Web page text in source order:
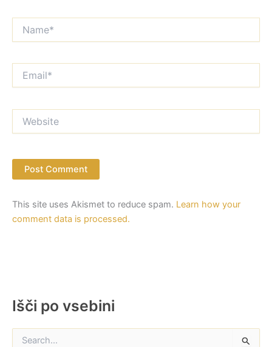
This site uses Akismet to reduce spam. Learn how your
comment data is processed.
Išči po vsebini